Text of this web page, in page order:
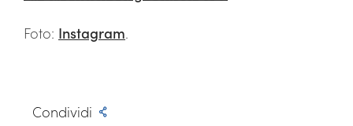
Foto: Instagram.
Condividi